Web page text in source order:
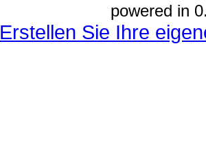
powered in
Erstellen Sie Ihre